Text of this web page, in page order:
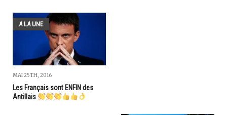
A LA UNE
MAI 25TH, 2016
Les Français sont ENFIN des
Antillais